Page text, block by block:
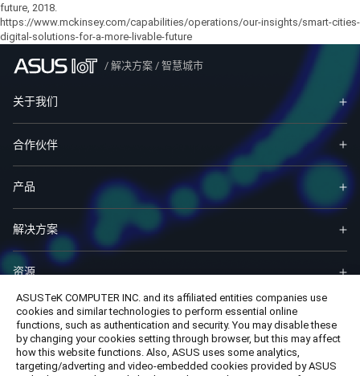
ASUSTeK COMPUTER INC. and its affiliated entities companies use
cookies and similar technologies to perform essential online
functions, such as authentication and security. You may disable these
by changing your cookies setting through browser, but this may affect
how this website functions. Also, ASUS uses some analytics,
targeting/adverting and video-embedded cookies provided by ASUS
future, 2018.
https://www.mckinsey.com/capabilities/operations/our-insights/smart-cities-
digital-solutions-for-a-more-livable-future
/ 解决方案 / 智慧城市
关于我们
合作伙伴
产品
解决方案
资源
服务与支持
联系我们